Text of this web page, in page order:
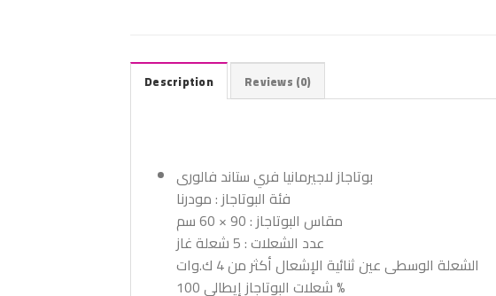
Description Reviews (0)
بوتاجاز لاجيرمانيا فري ستاند فالورى
فئة البوتاجاز : مودرنا
مقاس البوتاجاز : 90 × 60 سم
عدد الشعلات : 5 شعلة غاز
الشعلة الوسطى عين ثنائية الإشعال أكثر من 4 ك.وات
شعلات البوتاجاز إيطالي 100 %